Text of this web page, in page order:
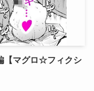
【マグロ☆フィクシ